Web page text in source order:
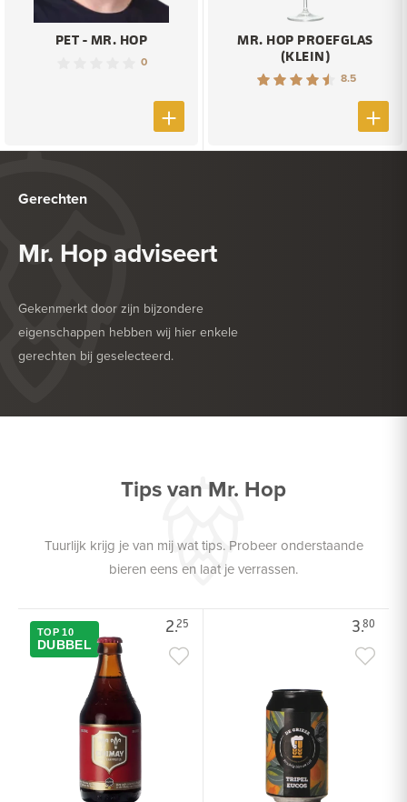
PET - MR. HOP
0
MR. HOP PROEFGLAS
(KLEIN)
8.5
Gerechten
Mr. Hop adviseert
Gekenmerkt door zijn bijzondere
eigenschappen hebben wij hier enkele
gerechten bij geselecteerd.
HEERLIJK BIJ
Tips van Mr. Hop
Tuurlijk krijg je van mij wat tips. Probeer onderstaande
bieren eens en laat je verrassen.
2.25
TOP 10
DUBBEL
3.80